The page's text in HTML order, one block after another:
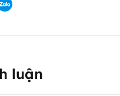
luận